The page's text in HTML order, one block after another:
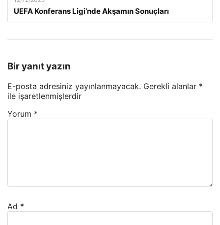
UEFA Konferans Ligi’nde Akşamın Sonuçları
Bir yanıt yazın
E-posta adresiniz yayınlanmayacak. Gerekli alanlar *
ile işaretlenmişlerdir
Yorum *
Ad *